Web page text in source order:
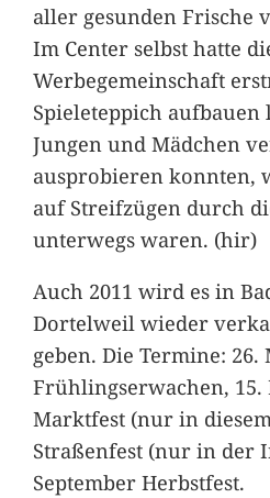
aller gesunden Frische
Im Center selbst hatte
Werbegemeinschaft
Spieleteppich aufbauen
Jungen und Mädchen
ausprobieren konnten,
auf Streifzügen durch
unterwegs waren. (hir)
Auch 2011 wird es in
Dortelweil wieder
geben. Die Termine: 26.
Frühlingserwachen,
Marktfest (nur in
Straßenfest (nur in der
September Herbstfest.